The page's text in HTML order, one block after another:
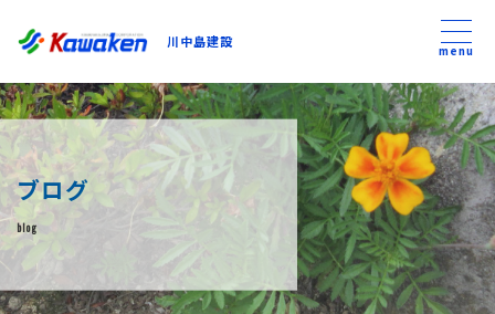
川中島建設
川中島建設
トップ
トピックス
事業内容
menu
ブログ
blog